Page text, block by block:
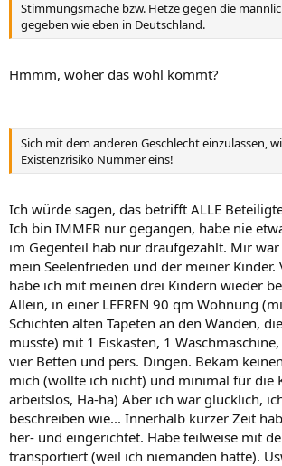
Stimmungsmache bzw. Hetze gegen die
gegeben wie eben in Deutschland.
Hmmm, woher das wohl kommt?
Sich mit dem anderen Geschlecht einzulassen,
Existenzrisiko Nummer eins!
Ich würde sagen, das betrifft ALLE
Ich bin IMMER nur gegangen, habe nie
im Gegenteil hab nur draufgezahlt. Mir
mein Seelenfrieden und der meiner Kinder.
habe ich mit meinen drei Kindern wieder
Allein, in einer LEEREN 90 qm Wohnung
Schichten alten Tapeten an den Wänden,
musste) mit 1 Eiskasten, 1
vier Betten und pers. Dingen. Bekam
mich (wollte ich nicht) und minimal für die
arbeitslos, Ha-ha) Aber ich war glücklich,
beschreiben wie... Innerhalb kurzer Zeit
her- und eingerichtet. Habe teilweise mit
transportiert (weil ich niemanden hatte).